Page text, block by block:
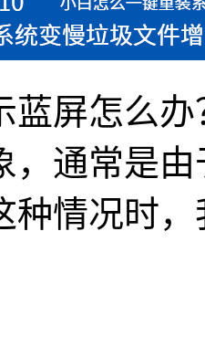
蓝屏怎么
，通常是
种情况时